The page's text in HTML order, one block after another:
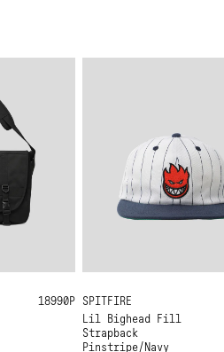
18990Р SPITFIRE
Lil Bighead Fill
Strapback
Pinstripe/Navy
ONE SIZE